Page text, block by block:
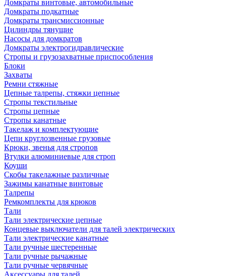
Домкраты винтовые, автомобильные
Домкраты подкатные
Домкраты трансмиссионные
Цилиндры тянущие
Насосы для домкратов
Домкраты электрогидравлические
Стропы и грузозахватные приспособления
Блоки
Захваты
Ремни стяжные
Цепные талрепы, стяжки цепные
Стропы текстильные
Стропы цепные
Стропы канатные
Такелаж и комплектующие
Цепи круглозвенные грузовые
Крюки, звенья для стропов
Втулки алюминиевые для строп
Коуши
Скобы такелажные различные
Зажимы канатные винтовые
Талрепы
Ремкомплекты для крюков
Тали
Тали электрические цепные
Концевые выключатели для талей электрических
Тали электрические канатные
Тали ручные шестеренные
Тали ручные рычажные
Тали ручные червячные
Аксессуары для талей